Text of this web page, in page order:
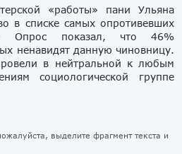
«работы» пани Ульяна
в списке самых опротивевших
Опрос показал, что 46%
ненавидят данную чиновницу.
в нейтральной к любым
социологической группе
выделите фрагмент текста и